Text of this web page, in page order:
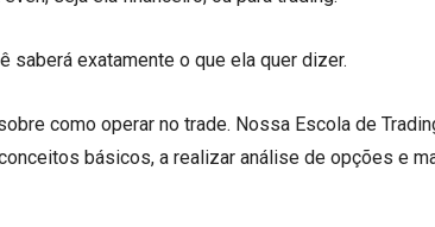
saberá exatamente o que ela quer dizer.
como operar no trade. Nossa Escola de
básicos, a realizar análise de opções e